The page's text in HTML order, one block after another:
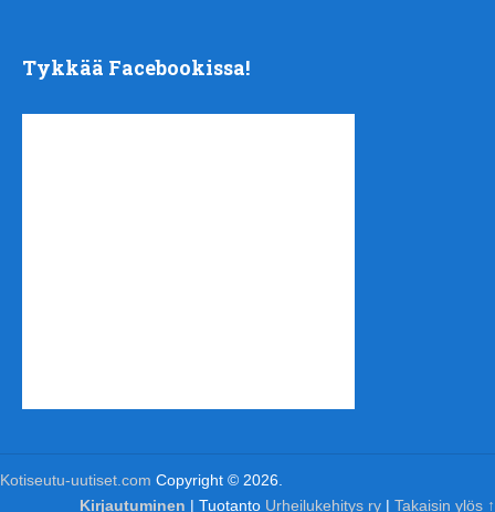
Tykkää Facebookissa!
Kotiseutu-uutiset.com Copyright © 2026.
Kirjautuminen | Tuotanto Urheilukehitys ry | Takaisin ylös ↑